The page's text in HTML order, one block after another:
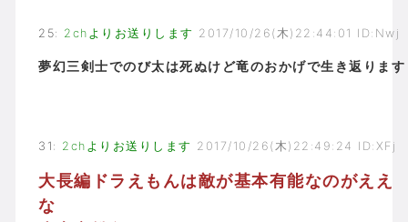
25: 2chよりお送りします 2017/10/26(木)22:44:01 ID:Nwj
夢幻三剣士でのび太は死ぬけど竜のおかげで生き返ります
31 : 2chよりお送りします 2017/10/26(木)22:49:24 ID:XFj
大長編ドラえもんは敵が基本有能なのがええ
な